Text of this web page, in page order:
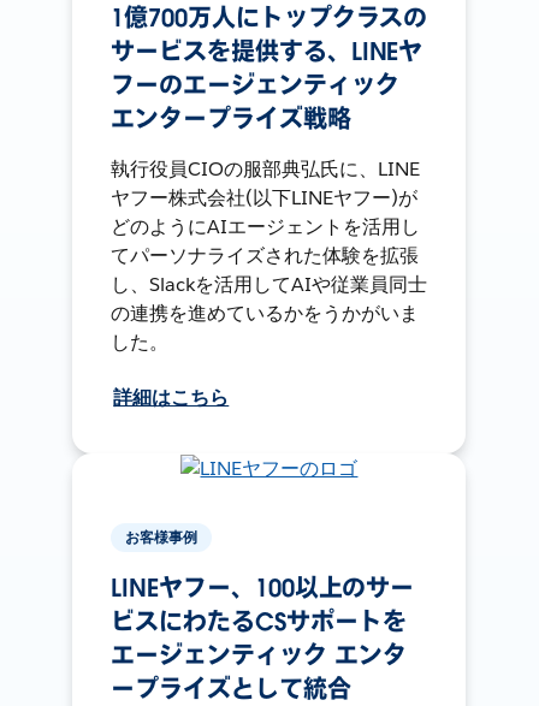
1億700万人にトップクラスの
サービスを提供する、LINEヤ
フーのエージェンティック
エンタープライズ戦略
執行役員CIOの服部典弘氏に、LINE
ヤフー株式会社(以下LINEヤフー)が
どのようにAIエージェントを活用し
てパーソナライズされた体験を拡張
し、Slackを活用してAIや従業員同士
の連携を進めているかをうかがいま
した。
詳細はこちら
お客様事例
LINEヤフー、100以上のサー
ビスにわたるCSサポートを
エージェンティック エンタ
ープライズとして統合